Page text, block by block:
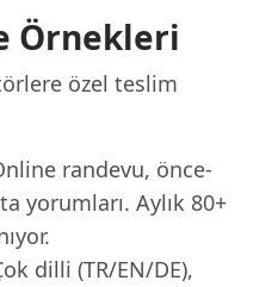
Örnekleri
özel teslim
randevu, önce-
yorumları. Aylık 80+
dilli (TR/EN/DE),